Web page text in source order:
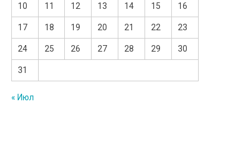
10 11 12 13 14 15 16
17 18 19 20 21 22 23
24 25 26 27 28 29 30
31
« Июл